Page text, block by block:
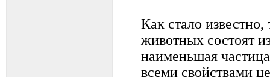
Как стало известно,
животных состоят
наименьшая
всеми свойствами